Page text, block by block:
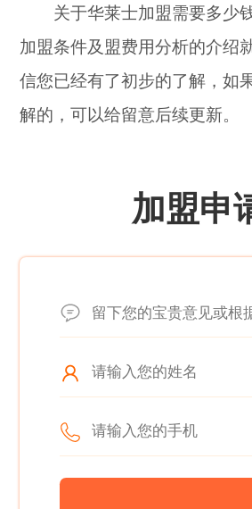
关于华莱士加盟需要多少
加盟条件及盟费用分析的介绍
信您已经有了初步的了解，如
解的，可以给留意后续更新。
加盟申